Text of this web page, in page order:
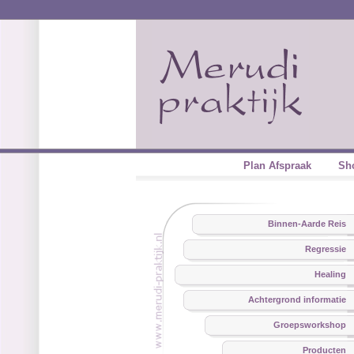
Plan Afspraak
Binnen-Aarde Reis
Regressie
Healing
Achtergrond informatie
Groepsworkshop
Producten